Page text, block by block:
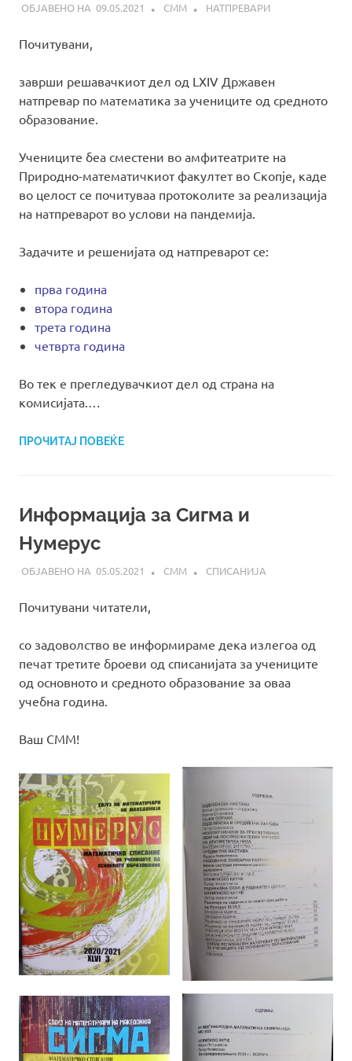
09.05.2021 СММ НАТПРЕВАРИ
Почитувани,
заврши решавачкиот дел од LXIV Државен
натпревар по математика за учениците од средното
образование.
Учениците беа сместени во амфитеатрите на
Природно-математичкиот факултет во Скопје, каде
во целост се почитуваа протоколите за реализација
на натпреварот во услови на пандемија.
Задачите и решенијата од натпреварот се:
прва година
втора година
трета година
четврта година
Во тек е прегледувачкиот дел од страна на
комисијата.…
ПРОЧИТАЈ ПОВЕЌЕ
Информација за Сигма и
Нумерус
05.05.2021 СММ СПИСАНИЈА
Почитувани читатели,
со задоволство ве информираме дека излегоа од
печат третите броеви од списанијата за учениците
од основното и средното образование за оваа
учебна година.
Ваш СММ!